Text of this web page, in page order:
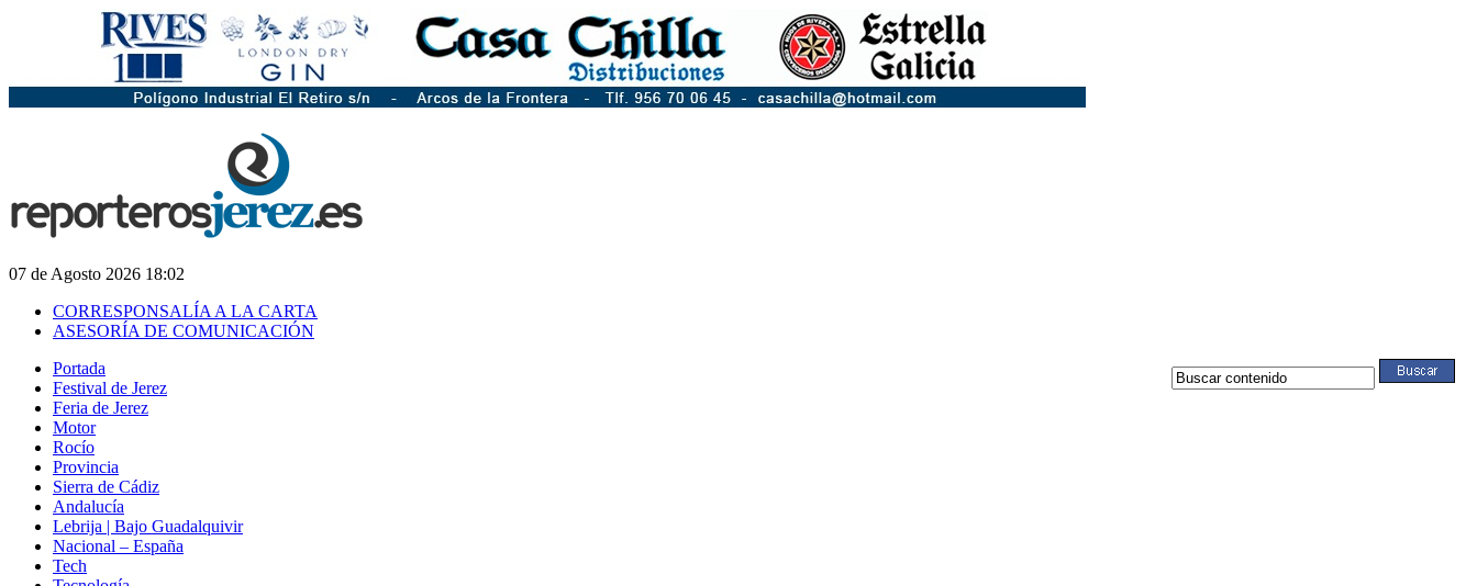
07 de Agosto 2026 18:02
CORRESPONSALÍA A LA CARTA
ASESORÍA DE COMUNICACIÓN
Portada
Festival de Jerez
Feria de Jerez
Motor
Rocío
Provincia
Sierra de Cádiz
Andalucía
Lebrija | Bajo Guadalquivir
Nacional – España
Tech